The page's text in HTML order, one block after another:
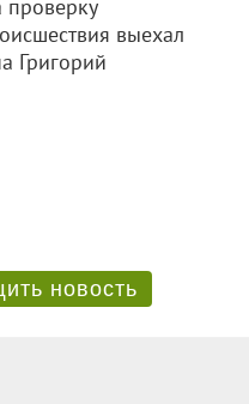
проверку
выехал
Григорий
новость